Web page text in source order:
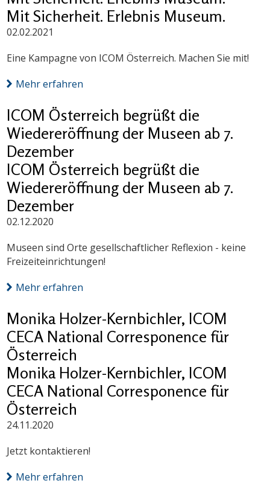
Mit Sicherheit. Erlebnis Museum.
02.02.2021
Eine Kampagne von ICOM Österreich. Machen Sie mit!
Mehr erfahren
ICOM Österreich begrüßt die
Wiedereröffnung der Museen ab 7.
Dezember
ICOM Österreich begrüßt die
Wiedereröffnung der Museen ab 7.
Dezember
02.12.2020
Museen sind Orte gesellschaftlicher Reflexion - keine
Freizeiteinrichtungen!
Mehr erfahren
Monika Holzer-Kernbichler, ICOM
CECA National Corresponence für
Österreich
Monika Holzer-Kernbichler, ICOM
CECA National Corresponence für
Österreich
24.11.2020
Jetzt kontaktieren!
Mehr erfahren